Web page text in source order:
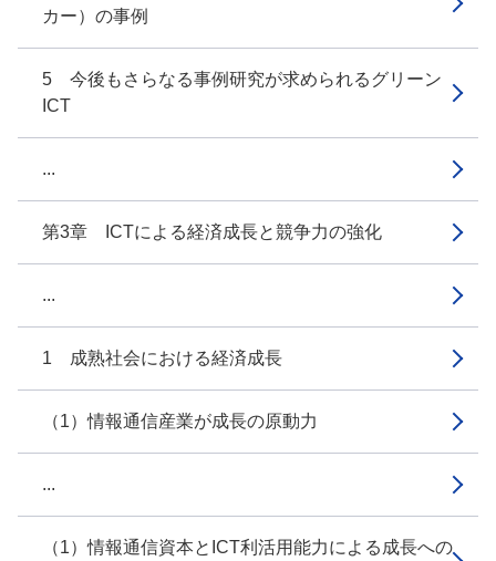
カー）の事例
5 今後もさらなる事例研究が求められるグリーン
ICT
...
第3章 ICTによる経済成長と競争力の強化
...
1 成熟社会における経済成長
（1）情報通信産業が成長の原動力
...
（1）情報通信資本とICT利活用能力による成長への